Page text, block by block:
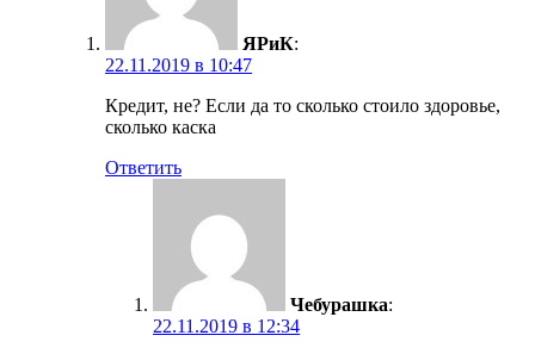
ЯРиК:
22.11.2019 в 10:47
Кредит, не? Если да то сколько стоило здоровье,
сколько каска
Ответить
Чебурашка:
22.11.2019 в 12:34